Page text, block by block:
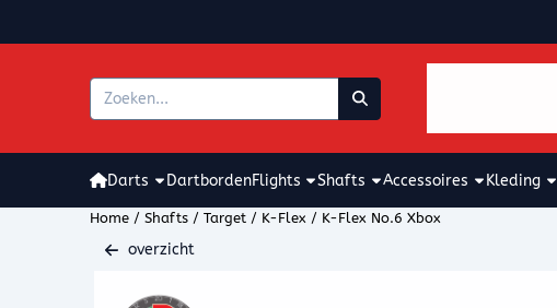
Zoeken
Darts DartbordenFlights Shafts Accessoires Kleding
Home / Shafts / Target / K-Flex / K-Flex No.6 Xbox
overzicht